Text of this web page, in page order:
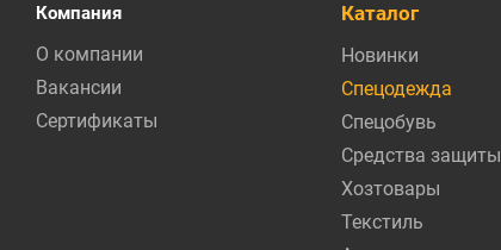
Компания
О компании
Вакансии
Сертификаты
Каталог
Новинки
Спецодежда
Спецобувь
Средства защиты
Хозтовары
Текстиль